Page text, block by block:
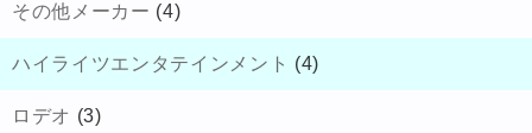
その他メーカー (4)
ハイライツエンタテインメント (4)
ロデオ (3)